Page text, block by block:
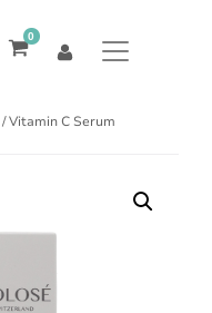
0
/ Vitamin C Serum